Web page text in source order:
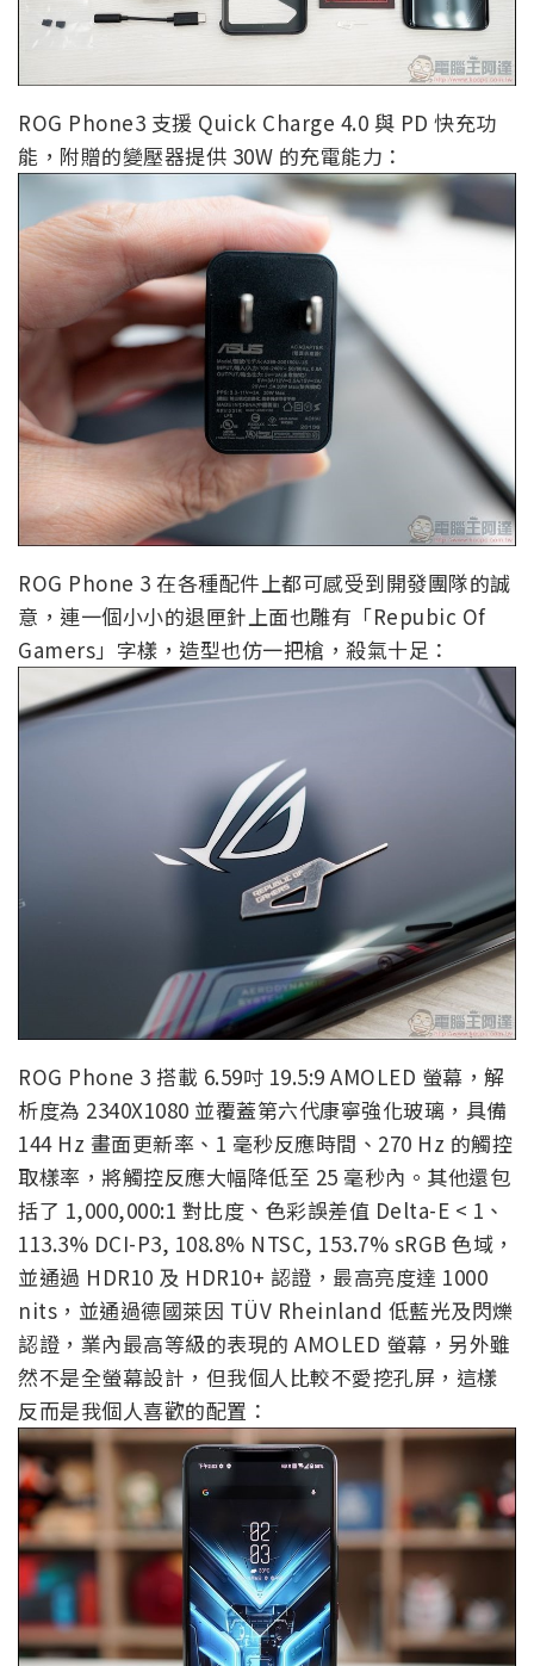
ROG Phone3 支援 Quick Charge 4.0 與 PD 快充功
能，附贈的變壓器提供 30W 的充電能力：
ROG Phone 3 在各種配件上都可感受到開發團隊的誠
意，連一個小小的退匣針上面也雕有「Repubic Of
Gamers」字樣，造型也仿一把槍，殺氣十足：
ROG Phone 3 搭載 6.59吋 19.5:9 AMOLED 螢幕，解
析度為 2340X1080 並覆蓋第六代康寧強化玻璃，具備
144 Hz 畫面更新率、1 毫秒反應時間、 270 Hz 的觸控
取樣率，將觸控反應大幅降低至 25 毫秒內。其他還包
括了 1,000,000:1 對比度、色彩誤差值 Delta-E < 1、
113.3% DCI-P3, 108.8% NTSC, 153.7% sRGB 色域，
並通過 HDR10 及 HDR10+ 認證，最高亮度達 1000
nits，並通過德國萊因 TÜV Rheinland 低藍光及閃爍
認證，業內最高等級的表現的 AMOLED 螢幕，另外雖
然不是全螢幕設計，但我個人比較不愛挖孔屏，這樣
反而是我個人喜歡的配置：